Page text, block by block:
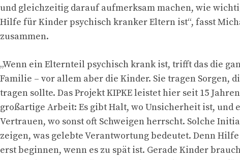
und gleichzeitig darauf aufmerksam machen, wie
Hilfe für Kinder psychisch kranker Eltern ist“, fasst
zusammen.
„Wenn ein Elternteil psychisch krank ist, trifft das die
Familie – vor allem aber die Kinder. Sie tragen Sorgen,
tragen sollte. Das Projekt KIPKE leistet hier seit 15 Jahren
großartige Arbeit: Es gibt Halt, wo Unsicherheit ist, und
Vertrauen, wo sonst oft Schweigen herrscht. Solche
zeigen, was gelebte Verantwortung bedeutet. Denn
erst beginnen, wenn es zu spät ist. Gerade Kinder